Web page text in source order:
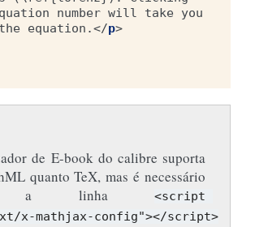
number will take you
equation.</p>
de E-book do calibre suporta
quanto TeX, mas é necessário
a linha
<script
x-mathjax-config"></script>